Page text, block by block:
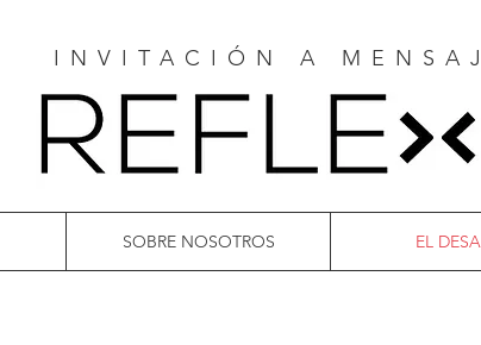
INVITACIÓN A
SOBRE NOSOTROS EL